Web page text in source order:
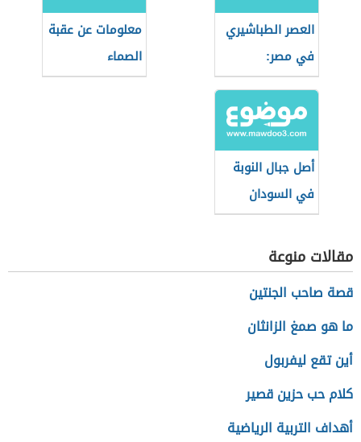
العصر الطباشيري
في مصر:
الجيولوجيا
والأحداث
معلومات عن عقبة
الصماء
أصل جبال النوبة
في السودان
مقالات منوعة
قصة صاحب الجنتين
ما هو صمغ الزانثان
أين تقع ليفربول
كلام حب حزين قصير
أهداف التربية الرياضية